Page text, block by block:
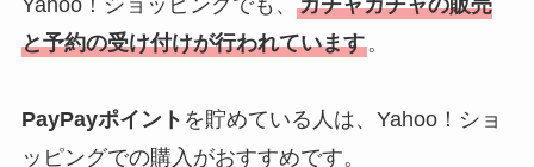
と予約の受け付けが行われています。
PayPayポイント を貯めている人は、Yahoo！ショ
ッピングでの購入がおすすめです。